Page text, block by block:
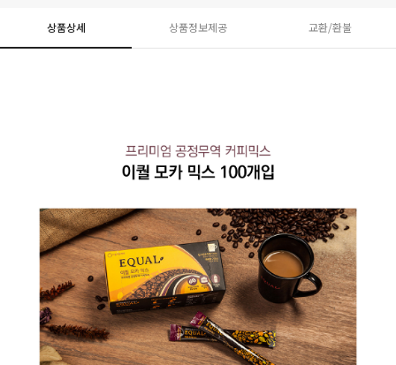
상품상세 상품정보제공 교환/환불